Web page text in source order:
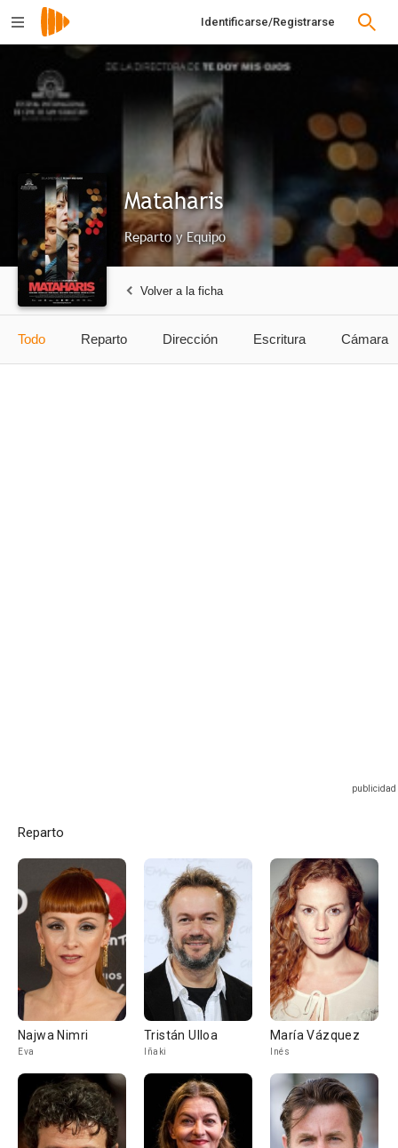
Identificarse/Registrarse
Mataharis
Reparto y Equipo
Volver a la ficha
Todo Reparto Dirección Escritura Cámara
Reparto
Najwa Nimri
Eva
Tristán Ulloa
Iñaki
María Vázquez
Inés